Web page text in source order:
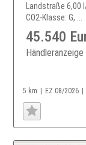
Landstraße
CO2-Klasse: G, ...
45.540
Händleranzeige
5 km EZ 08/2026